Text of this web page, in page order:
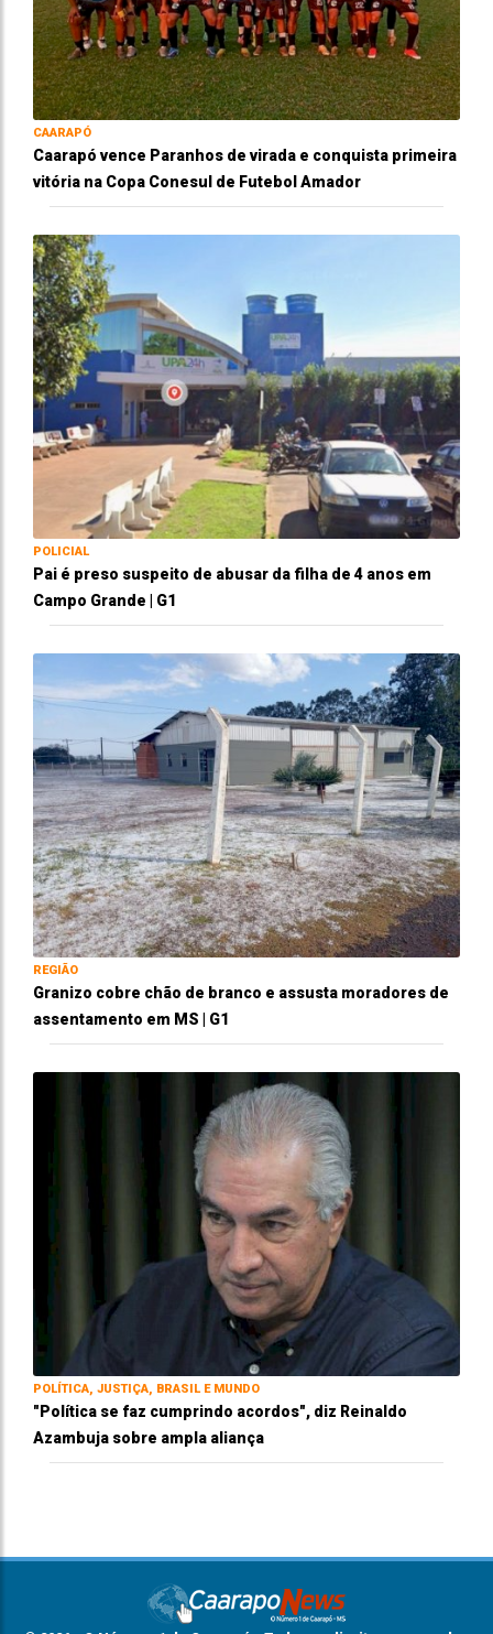
CAARAPÓ
Caarapó vence Paranhos de virada e conquista primeira
vitória na Copa Conesul de Futebol Amador
POLICIAL
Pai é preso suspeito de abusar da filha de 4 anos em
Campo Grande | G1
REGIÃO
Granizo cobre chão de branco e assusta moradores de
assentamento em MS | G1
POLÍTICA, JUSTIÇA, BRASIL E MUNDO
"Política se faz cumprindo acordos", diz Reinaldo
Azambuja sobre ampla aliança